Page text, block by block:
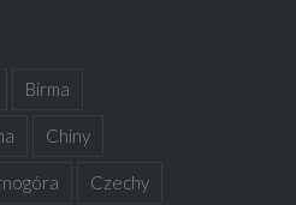
Birma
Chiny
Czechy